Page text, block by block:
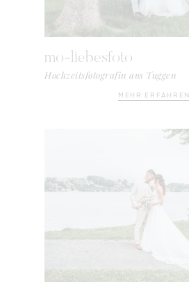
mo-liebesfoto
Hochzeitsfotografin aus Tuggen
MEHR ERFAHREN